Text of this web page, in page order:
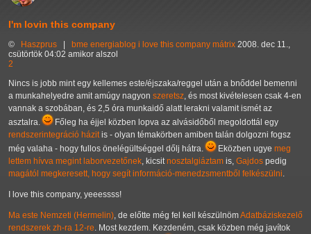
I'm lovin this company
© Haszprus bme energiablog i love this company mátrix 2008. dec 11.,
csütörtök 04:02 amikor alszol
2
Nincs is jobb mint egy kellemes este/éjszaka/reggel után a bnőddel bemenni
a munkahelyedre amit amúgy nagyon szeretsz, és most kivételesen csak 4-en
vannak a szobában, és 2,5 óra munkaidő alatt lerakni valamit ismét az
asztalra.
Főleg ha éjjel közben lopva az alvásidőből megoldottál egy
rendszerintegráció házitis - olyan témakörben amiben talán dolgozni fogsz
még valaha - hogy fullos önelégültséggel dőlj hátra.
Eközben ugye meg
lettem hívva megint laborvezetőnek, kicsitnosztalgiáztam is, Gajdos pedig
magától megkeresett, hogy segít információ-menedzsmentből felkészülni.
I love this company, yeeessss!
Ma este Nemzeti (Hermelin), de előtte még fel kell készülnömAdatbáziskezelő
rendszerek zh-ra 12-re. Most kezdem. Kezdeném, csak közben még javítok